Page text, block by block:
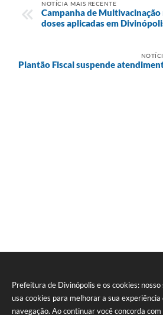
Prefeitura de Divinópolis e os cookies: nosso
usa cookies para melhorar a sua experiência
navegação. Ao continuar você concorda com
NOTÍCIA MAIS RECENTE
Campanha de
doses aplicadas em
Plantão Fiscal suspende